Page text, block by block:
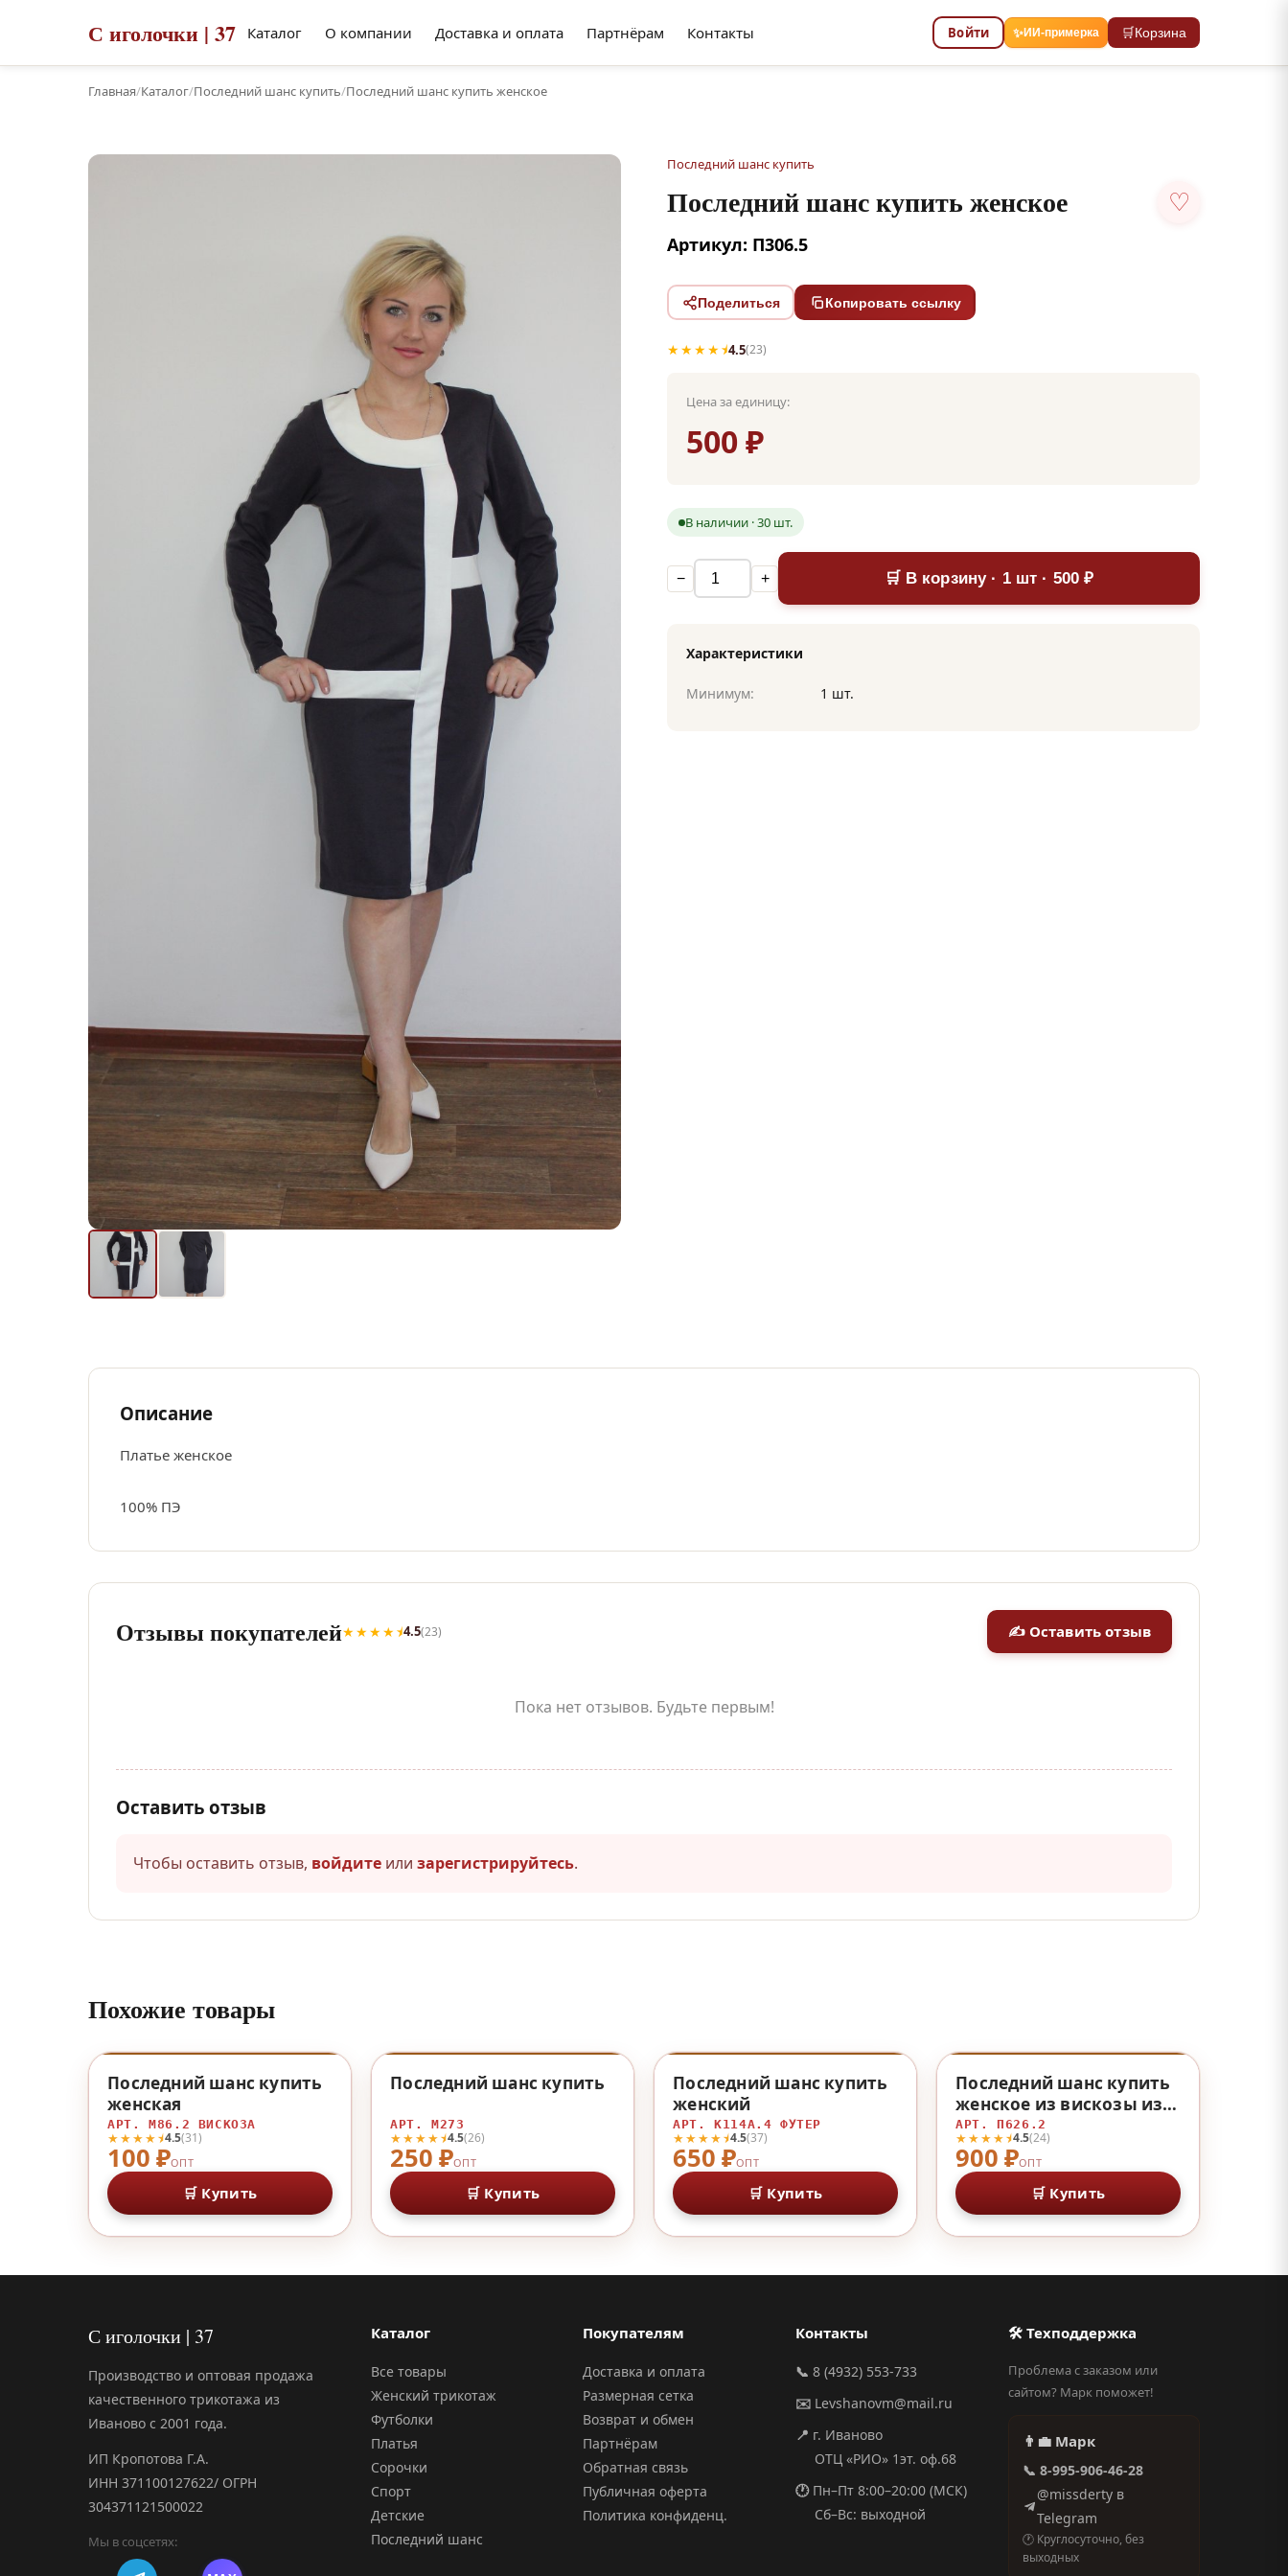
С иголочки | 37 Каталог О компании Доставка и оплата Партнёрам Контакты Войти ✨ИИ-примерка 🛒Корзина
Главная/Каталог/Последний шанс купить/Последний шанс купить женское
Последний шанс купить
Последний шанс купить женское ♡
Артикул: П306.5
Поделиться Копировать ссылку
★★★★⯨4.5(23)
Цена за единицу:
500 ₽
В наличии · 30 шт.
− + 🛒 В корзину · 1 шт · 500 ₽
Характеристики
Минимум: 1 шт.
Описание
Платье женское
100% ПЭ
Отзывы покупателей★★★★⯨4.5(23) ✍ Оставить отзыв
Пока нет отзывов. Будьте первым!
Оставить отзыв
Чтобы оставить отзыв, войдите или зарегистрируйтесь.
Похожие товары
♡
100 ₽ОПТ
★★★★⯨4.5(31)
Последний шанс купить
женская
АРТ. М86.2 ВИСКОЗА
🛒 Купить
♡
250 ₽ОПТ
★★★★⯨4.5(26)
Последний шанс купить
АРТ. М273
🛒 Купить
♡
650 ₽ОПТ
★★★★⯨4.5(37)
Последний шанс купить
женский
АРТ. К114А.4 ФУТЕР
🛒 Купить
♡
900 ₽ОПТ
★★★★⯨4.5(24)
Последний шанс купить
женское из вискозы из
вискозы
АРТ. П626.2
🛒 Купить
С иголочки | 37
Производство и оптовая продажа
качественного трикотажа из
Иваново с 2001 года.
ИП Кропотова Г.А.
ИНН 371100127622/ ОГРН
304371121500022
Мы в соцсетях:
Каталог
Все товары
Женский трикотаж
Футболки
Платья
Сорочки
Спорт
Детские
Последний шанс
Покупателям
Доставка и оплата
Размерная сетка
Возврат и обмен
Партнёрам
Обратная связь
Публичная оферта
Политика конфиденц.
Контакты
📞 8 (4932) 553-733
✉️ Levshanovm@mail.ru
📍 г. Иваново
ОТЦ «РИО» 1эт. оф.68
🕐Пн–Пт 8:00–20:00 (МСК)
Сб–Вс: выходной
🛠 Техподдержка
Проблема с заказом или
сайтом? Марк поможет!
👨‍💼 Марк
📞 8-995-906-46-28
@missderty в
Telegram
🕐 Круглосуточно, без
выходных